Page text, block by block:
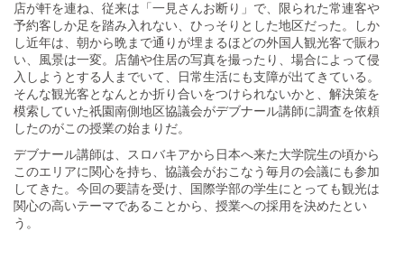
店が軒を連ね、従来は「一見さんお断り」で、限られた常連客や
予約客しか足を踏み入れない、ひっそりとした地区だった。しか
し近年は、朝から晩まで通りが埋まるほどの外国人観光客で賑わ
い、風景は一変。店舗や住居の写真を撮ったり、場合によって侵
入しようとする人までいて、日常生活にも支障が出てきている。
そんな観光客となんとか折り合いをつけられないかと、解決策を
模索していた祇園南側地区協議会がデブナール講師に調査を依頼
したのがこの授業の始まりだ。
デブナール講師は、スロバキアから日本へ来た大学院生の頃から
このエリアに関心を持ち、協議会がおこなう毎月の会議にも参加
してきた。今回の要請を受け、国際学部の学生にとっても観光は
関心の高いテーマであることから、授業への採用を決めたとい
う。